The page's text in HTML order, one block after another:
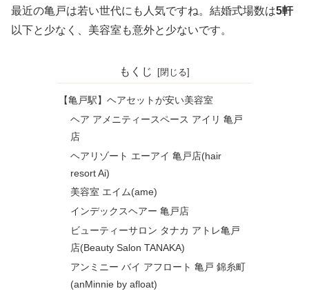
最近の亀戸は若い世代にも人気ですね。結婚式場数は5軒
以下と少なく、美容室も意外と少ないです。
もくじ
【亀戸駅】ヘアセットが安い美容室
ヘア アメニティースペース アイリ 亀戸
店
ヘアリゾート エーアイ 亀戸店(hair
resort Ai)
美容室 エイム(ame)
インデックスヘアー 亀戸店
ビューティーサロン タナカ アトレ亀戸
店(Beauty Salon TANAKA)
アンミニー バイ アフロート 亀戸 錦糸町
(anMinnie by afloat)